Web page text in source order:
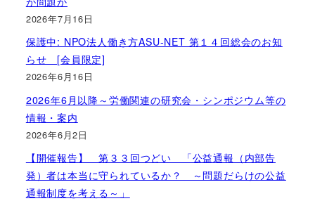
2026年7月16日
保護中: NPO法人働き方ASU-NET 第１４回総会のお知
らせ [会員限定]
2026年6月16日
2026年6月以降～労働関連の研究会・シンポジウム等の
情報・案内
2026年6月2日
【開催報告】 第３３回つどい 「公益通報（内部告
発）者は本当に守られているか？ ～問題だらけの公益
通報制度を考える～」